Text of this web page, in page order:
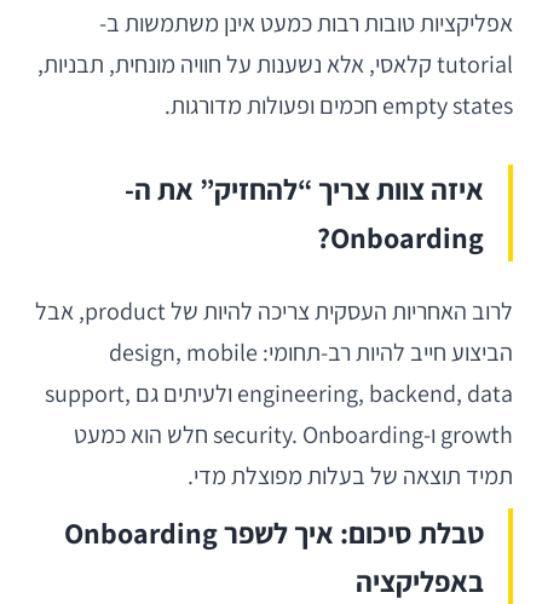
אפליקציות טובות רבות כמעט אינן משתמשות ב-
tutorial קלאסי, אלא נשענות על חוויה מונחית, תבניות,
empty states חכמים ופעולות מדורגות.
איזה צוות צריך “להחזיק” את ה-
Onboarding?
לרוב האחריות העסקית צריכה להיות של product, אבל
הביצוע חייב להיות רב-תחומי: design, mobile
engineering, backend, data ולעיתים גם support,
growth ו-security. Onboarding חלש הוא כמעט
תמיד תוצאה של בעלות מפוצלת מדי.
טבלת סיכום: איך לשפר Onboarding
באפליקציה